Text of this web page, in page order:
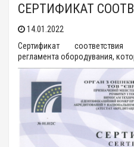
СЕРТИФИКАТ
14.01.2022
Сертификат соответствия
регламента обородувания,